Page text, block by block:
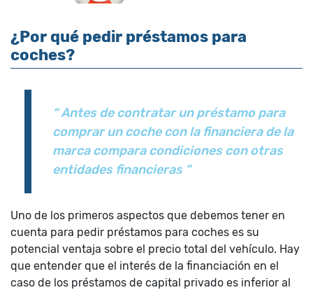
¿Por qué pedir préstamos para
coches?
“ Antes de contratar un préstamo para
comprar un coche con la financiera de la
marca compara condiciones con otras
entidades financieras ”
Uno de los primeros aspectos que debemos tener en
cuenta para pedir préstamos para coches es su
potencial ventaja sobre el precio total del vehículo. Hay
que entender que el interés de la financiación en el
caso de los préstamos de capital privado es inferior al